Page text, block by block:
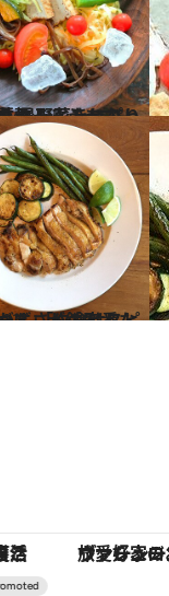
たりな夏麺 野菜たっぷりで食欲をそそるうまさ！
タイル
肉おかず 「夕食はスピーディーに」が鉄則！
新作が登場 【夏限定ディナーコース】旬を